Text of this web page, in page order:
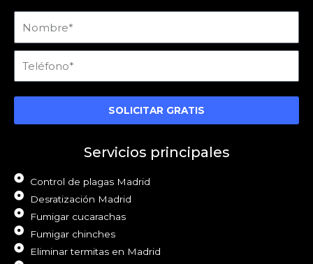
SOLICITAR GRATIS
Servicios principales
Control de plagas Madrid
Desratización Madrid
Fumigar cucarachas
Fumigar chinches
Eliminar termitas en Madrid